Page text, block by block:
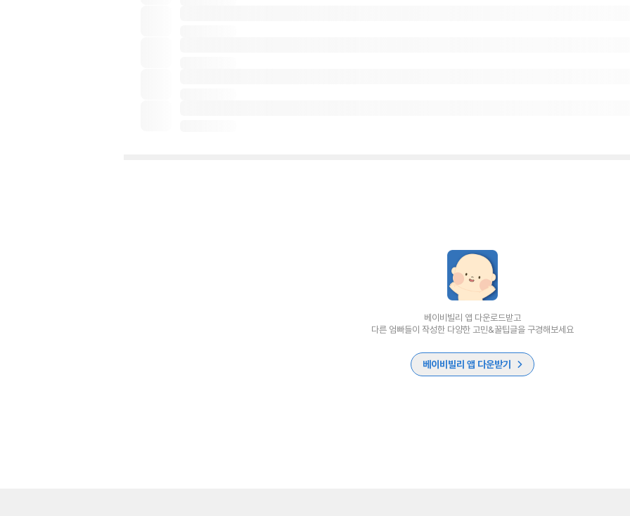
베이비빌리 앱 다운로드받고
다른 엄빠들이 작성한 다양한 고민&꿀팁글을 구경해보세요
베이비빌리 앱 다운받기